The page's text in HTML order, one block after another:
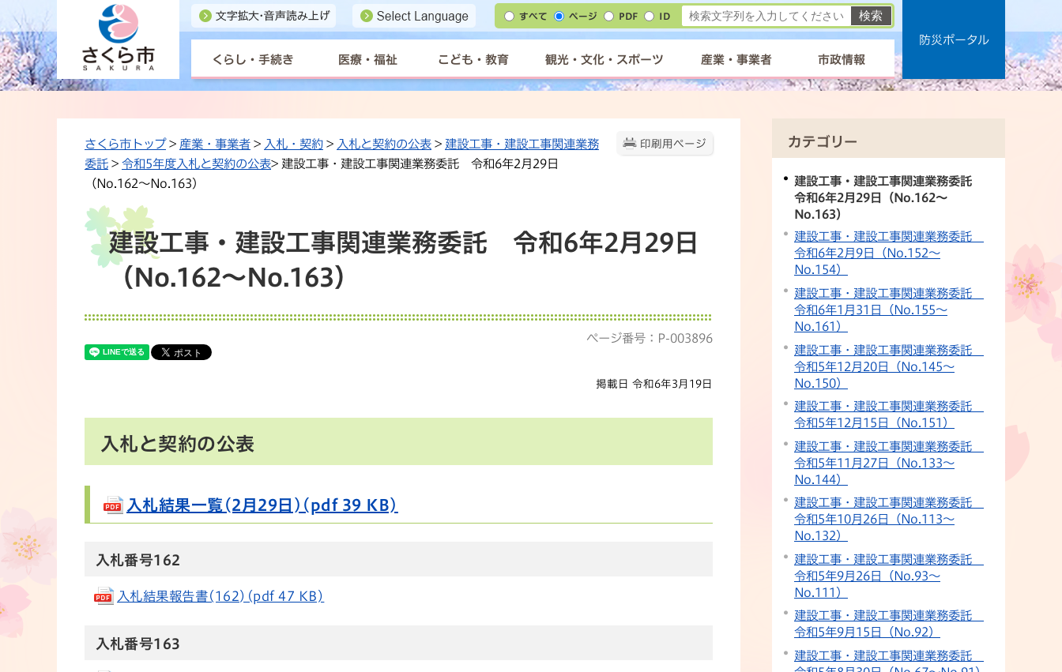
すべて ページ PDF ID
くらし・手続き 医療・福祉 こども・教育 観光・文化・スポーツ 産業・事業者 市政情報
防災ポータル
印刷用ページ
さくら市トップ> 産業・事業者 > 入札・契約 > 入札と契約の公表 > 建設工事・建設工事関連業務
委託 > 令和5年度入札と契約の公表> 建設工事・建設工事関連業務委託 令和6年2月29日
（No.162〜No.163）
建設工事・建設工事関連業務委託 令和6年2月29日
（No.162〜No.163）
ページ番号：P-003896
掲載日 令和6年3月19日
入札と契約の公表
入札結果一覧(2月29日)(pdf 39 KB)
入札番号162
入札結果報告書(162)(pdf 47 KB)
入札番号163
カテゴリー
建設工事・建設工事関連業務委託
令和6年2月29日（No.162〜
No.163）
建設工事・建設工事関連業務委託
令和6年2月9日（No.152〜
No.154）
建設工事・建設工事関連業務委託
令和6年1月31日（No.155〜
No.161）
建設工事・建設工事関連業務委託
令和5年12月20日（No.145〜
No.150）
建設工事・建設工事関連業務委託
令和5年12月15日（No.151）
建設工事・建設工事関連業務委託
令和5年11月27日（No.133〜
No.144）
建設工事・建設工事関連業務委託
令和5年10月26日（No.113〜
No.132）
建設工事・建設工事関連業務委託
令和5年9月26日（No.93〜
No.111）
建設工事・建設工事関連業務委託
令和5年9月15日（No.92）
建設工事・建設工事関連業務委託